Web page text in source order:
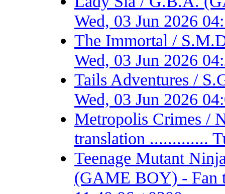
Wed, 03 Jun 2026
The Immortal /
Wed, 03 Jun 2026
Tails Adventures /
Wed, 03 Jun 2026
Metropolis Crimes /
translation .............
Teenage Mutant
(GAME BOY) - Fan